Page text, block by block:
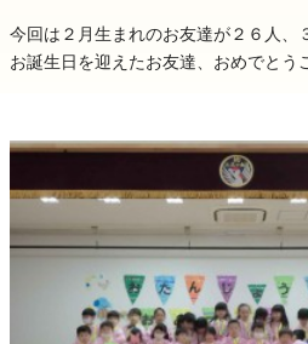
2024年11月(20)
2023年11月(19)
2022年11月(13)
2021年11月(06)
今回は２月生まれのお友達が２６人、
お誕生日を迎えたお友達、おめでとう